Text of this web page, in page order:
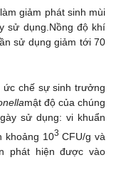
giảm phát sinh mùi
sử dụng.Nồng độ khí
sử dụng giảm tới 70
ức chế sự sinh trưởng
mật độ của chúng
sử dụng: vi khuẩn
khoảng 103 CFU/g và
phát hiện được vào